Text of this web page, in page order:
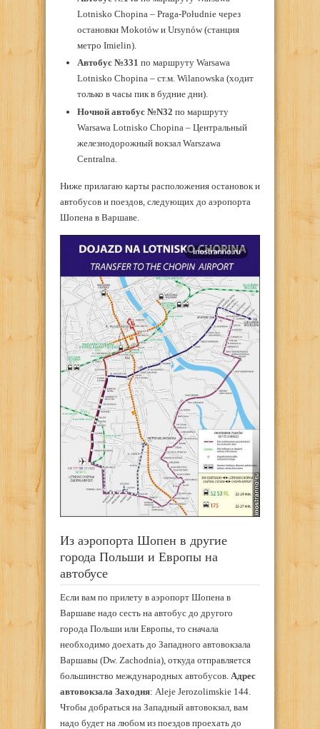
Lotnisko Chopina – Praga-Południe через
остановки Mokotów и Ursynów (станция
метро Imielin).
Автобус №331 по маршруту Warsawa
Lotnisko Chopina – ст.м. Wilanowska (ходит
только в часы пик в будние дни).
Ночной автобус №N32 по маршруту
Warsawa Lotnisko Chopina – Центральный
железнодорожный вокзал Warszawa
Centralna.
Ниже прилагаю карты расположения остановок и
автобусов и поездов, следующих до аэропорта
Шопена в Варшаве.
Из аэропорта Шопен в другие
города Польши и Европы на
автобусе
Если вам по прилету в аэропорт Шопена в
Варшаве надо сесть на автобус до другого
города Польши или Европы, то сначала
необходимо доехать до Западного автовокзала
Варшавы (Dw. Zachodnia), откуда отправляется
большинство международных автобусов. Адрес
автовокзала Заходня: Aleje Jerozolimskie 144.
Чтобы добраться на Западный автовокзал, вам
надо будет на любом из поездов проехать до